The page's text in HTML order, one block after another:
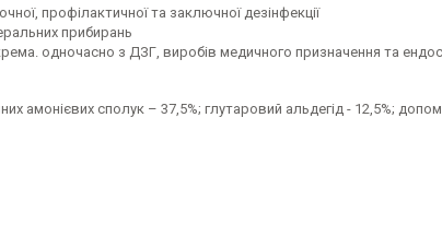
профілактичної та заключної дезінфекції
прибирань
одночасно з ДЗГ, виробів медичного призначення та
амонієвих сполук – 37,5%; глутаровий альдегід - 12,5%;